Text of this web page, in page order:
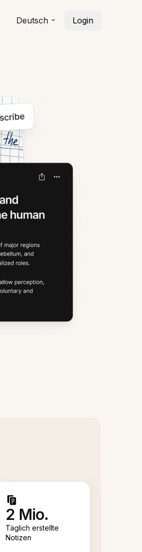
Deutsch Login
2 Mio.
Täglich erstellte
Notizen